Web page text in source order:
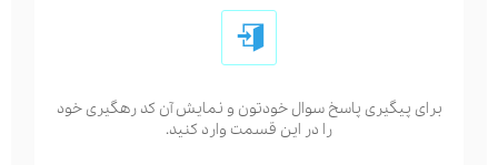
برای پیگیری پاسخ سوال خودتون و نمایش آن کد رهگیری خود
را در این قسمت وارد کنید.